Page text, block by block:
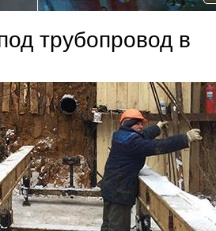
трубопровод в